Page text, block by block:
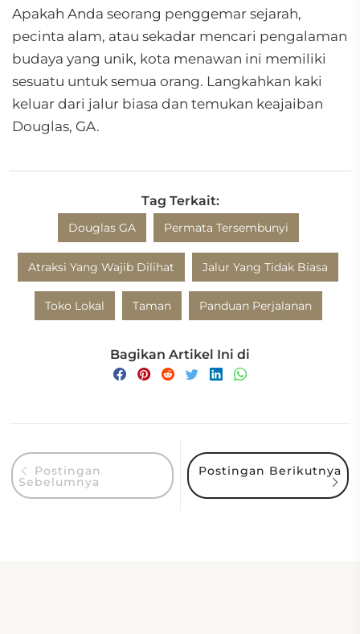
Apakah Anda seorang penggemar sejarah,
pecinta alam, atau sekadar mencari pengalaman
budaya yang unik, kota menawan ini memiliki
sesuatu untuk semua orang. Langkahkan kaki
keluar dari jalur biasa dan temukan keajaiban
Douglas, GA.
Tag Terkait:
Douglas GA Permata Tersembunyi
Atraksi Yang Wajib Dilihat Jalur Yang Tidak Biasa
Toko Lokal Taman Panduan Perjalanan
Bagikan Artikel Ini di
Postingan Berikutnya
Postingan
Sebelumnya